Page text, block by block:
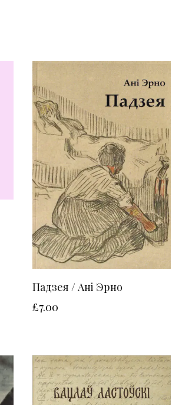
Падзея / Ані Эрно
£7.00